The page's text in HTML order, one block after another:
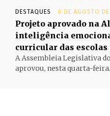
DESTAQUES 6 DE AGOSTO
Projeto aprovado na
inteligência
curricular das
A Assembleia Legislativa
aprovou, nesta quarta-